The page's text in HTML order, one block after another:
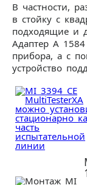
В частности,
в стойку с
подходящие и
Адаптер А
прибора, а с
устройство